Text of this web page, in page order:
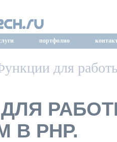
портфолио
для
В PHP.